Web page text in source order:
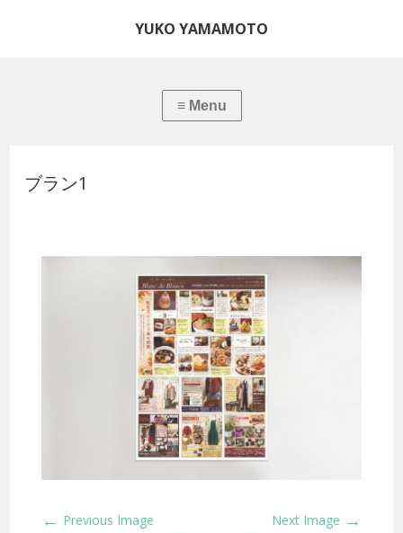
YUKO YAMAMOTO
ブラン1
← Previous Image Next Image →